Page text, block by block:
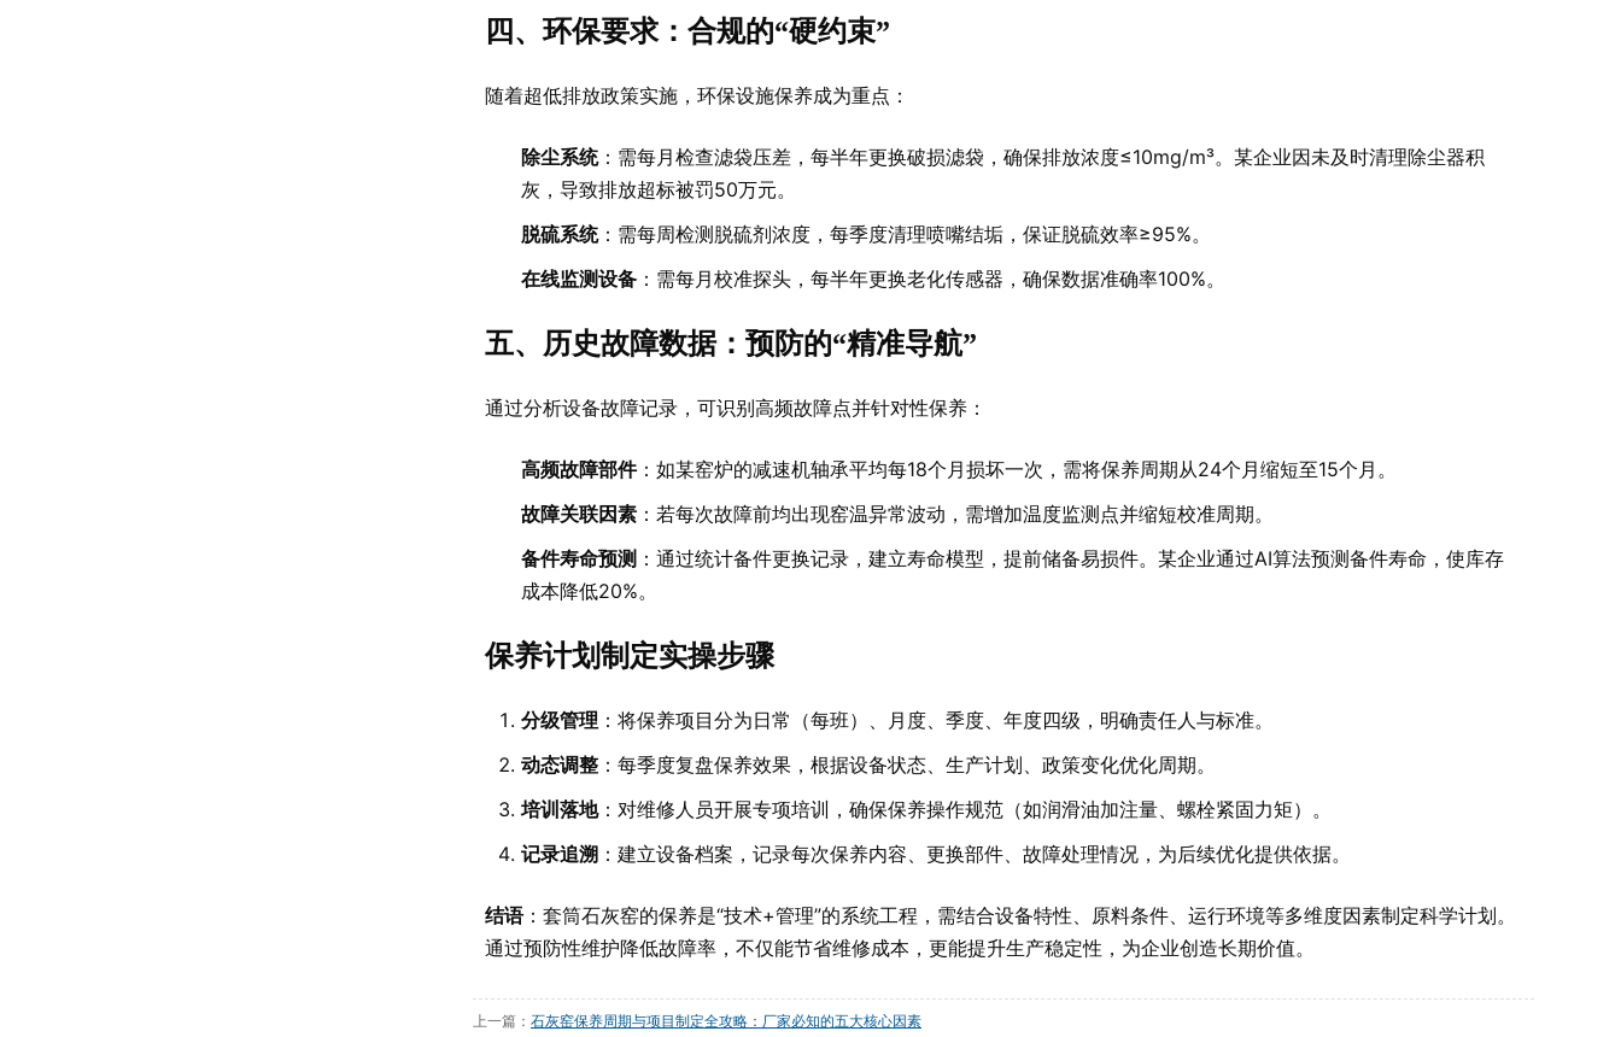
四、环保要求：合规的“硬约束”
随着超低排放政策实施，环保设施保养成为重点：
除尘系统：需每月检查滤袋压差，每半年更换破损滤袋，确保排放浓度≤10mg/m³。某企业因未及时清理除尘器积
灰，导致排放超标被罚50万元。
脱硫系统：需每周检测脱硫剂浓度，每季度清理喷嘴结垢，保证脱硫效率≥95%。
在线监测设备 ：需每月校准探头，每半年更换老化传感器，确保数据准确率100%。
五、历史故障数据：预防的“精准导航”
通过分析设备故障记录，可识别高频故障点并针对性保养：
高频故障部件：如某窑炉的减速机轴承平均每18个月损坏一次，需将保养周期从24个月缩短至15个月。
故障关联因素 ：若每次故障前均出现窑温异常波动，需增加温度监测点并缩短校准周期。
备件寿命预测 ：通过统计备件更换记录，建立寿命模型，提前储备易损件。某企业通过AI算法预测备件寿命，使库存
成本降低20%。
保养计划制定实操步骤
分级管理 ：将保养项目分为日常（每班）、月度、季度、年度四级，明确责任人与标准。
动态调整 ：每季度复盘保养效果，根据设备状态、生产计划、政策变化优化周期。
培训落地：对维修人员开展专项培训，确保保养操作规范（如润滑油加注量、螺栓紧固力矩）。
记录追溯 ：建立设备档案，记录每次保养内容、更换部件、故障处理情况，为后续优化提供依据。
结语：套筒石灰窑的保养是“技术+管理”的系统工程，需结合设备特性、原料条件、运行环境等多维度因素制定科学计划。
通过预防性维护降低故障率，不仅能节省维修成本，更能提升生产稳定性，为企业创造长期价值。
上一篇： 石灰窑保养周期与项目制定全攻略：厂家必知的五大核心因素